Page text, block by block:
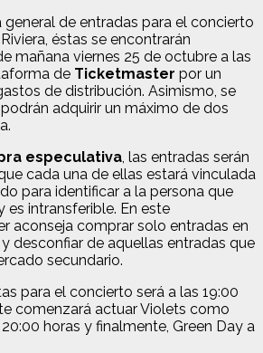
general de entradas para el concierto
éstas se encontrarán
mañana viernes 25 de octubre a las
de Ticketmaster por un
de distribución. Asimismo, se
adquirir un máximo de dos
especulativa, las entradas serán
cada una de ellas estará vinculada
para identificar a la persona que
es intransferible. En este
aconseja comprar solo entradas en
desconfiar de aquellas entradas que
secundario.
para el concierto será a las 19:00
comenzará actuar Violets como
horas y finalmente, Green Day a